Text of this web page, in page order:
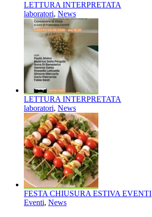
LETTURA INTERPRETATA
laboratori, News
LETTURA INTERPRETATA
laboratori, News
FESTA CHIUSURA ESTIVA EVENTI
Eventi, News